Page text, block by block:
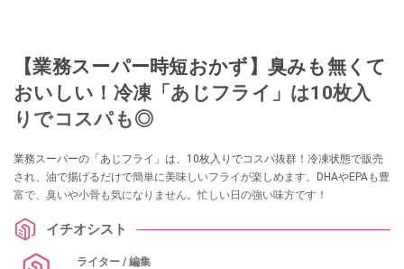
【業務スーパー時短おかず】臭みも無くて
おいしい！冷凍「あじフライ」は10枚入
りでコスパも◎
業務スーパーの「あじフライ」は、10枚入りでコスパ抜群！冷凍状態で販売
され、油で揚げるだけで簡単に美味しいフライが楽しめます。DHAやEPAも豊
富で、臭いや小骨も気になりません。忙しい日の強い味方です！
イチオシスト
ライター / 編集